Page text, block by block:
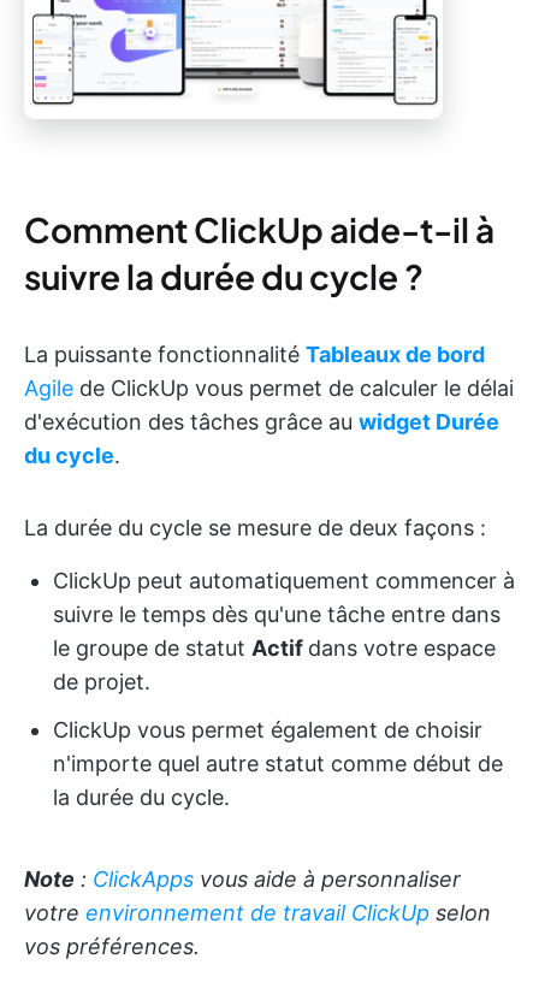
Comment ClickUp aide-t-il à
suivre la durée du cycle ?
La puissante fonctionnalité Tableaux de bord
Agile de ClickUp vous permet de calculer le délai
d'exécution des tâches grâce au widget Durée
du cycle.
La durée du cycle se mesure de deux façons :
ClickUp peut automatiquement commencer à
suivre le temps dès qu'une tâche entre dans
le groupe de statut Actif dans votre espace
de projet.
ClickUp vous permet également de choisir
n'importe quel autre statut comme début de
la durée du cycle.
Note : ClickApps vous aide à personnaliser
votre environnement de travail ClickUp selon
vos préférences.